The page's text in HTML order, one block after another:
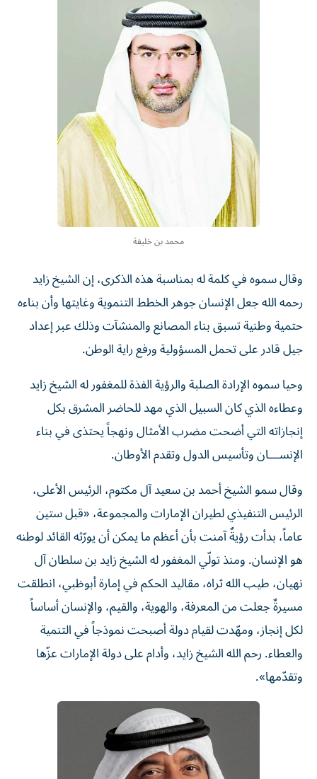
محمد بن خليفة
وقال سموه في كلمة له بمناسبة هذه الذكرى، إن الشيخ زايد
رحمه الله جعل الإنسان جوهر الخطط التنموية وغايتها وأن بناءه
حتمية وطنية تسبق بناء المصانع والمنشآت وذلك عبر إعداد
جيل قادر على تحمل المسؤولية ورفع راية الوطن.
وحيا سموه الإرادة الصلبة والرؤية الفذة للمغفور له الشيخ زايد
وعطاءه الذي كان السبيل الذي مهد للحاضر المشرق بكل
إنجازاته التي أضحت مضرب الأمثال ونهجاً يحتذى في بناء
الإنســـان وتأسيس الدول وتقدم الأوطان.
وقال سمو الشيخ أحمد بن سعيد آل مكتوم، الرئيس الأعلى،
الرئيس التنفيذي لطيران الإمارات والمجموعة، «قبل ستين
عاماً، بدأت رؤيةٌ آمنت بأن أعظم ما يمكن أن يورّثه القائد لوطنه
هو الإنسان. ومنذ تولّي المغفور له الشيخ زايد بن سلطان آل
نهيان، طيب الله ثراه، مقاليد الحكم في إمارة أبوظبي، انطلقت
مسيرةٌ جعلت من المعرفة، والهوية، والقيم، والإنسان أساساً
لكل إنجاز، ومهّدت لقيام دولة أصبحت نموذجاً في التنمية
والعطاء. رحم الله الشيخ زايد، وأدام على دولة الإمارات عزّها
وتقدّمها».